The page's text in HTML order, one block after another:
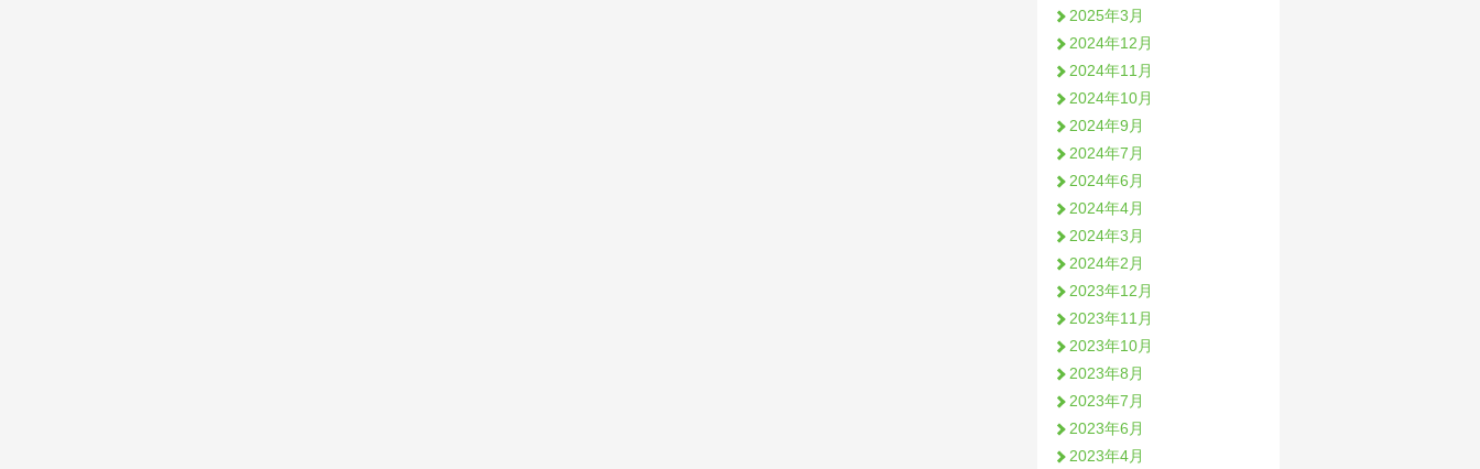
2025年3月
2024年12月
2024年11月
2024年10月
2024年9月
2024年7月
2024年6月
2024年4月
2024年3月
2024年2月
2023年12月
2023年11月
2023年10月
2023年8月
2023年7月
2023年6月
2023年4月